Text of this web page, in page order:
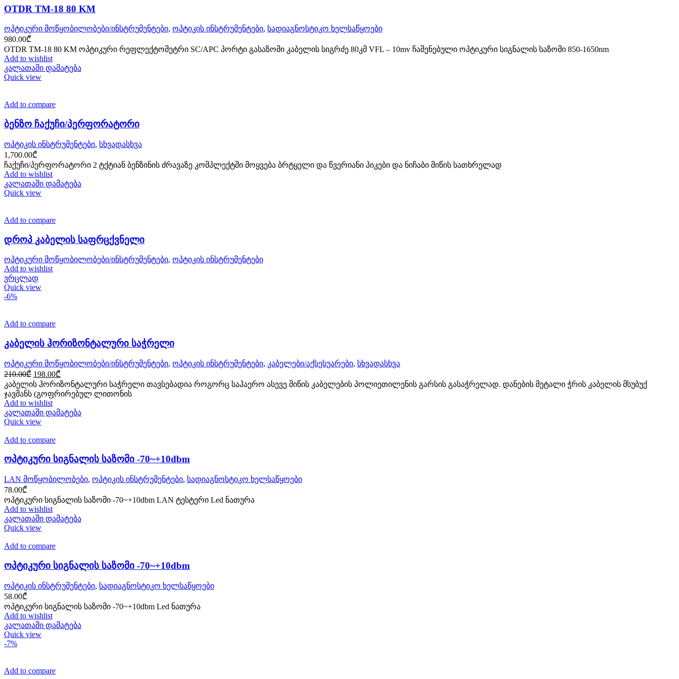
OTDR TM-18 80 KM
ოპტიკური მოწყობილობები/ინსტრუმენტები, ოპტიკის ინსტრუმენტები, სადიაგნოსტიკო ხელსაწყოები
980.00₾
OTDR TM-18 80 KM ოპტიკური რეფლექტომეტრი SC/APC პორტი გასაზომი კაბელის სიგრძე 80კმ VFL – 10mv ჩაშენებული ოპტიკური სიგნალის საზომი 850-1650nm
Add to wishlist
კალათაში დამატება
Quick view
Add to compare
ბენზო ჩაქუჩი/პერფორატორი
ოპტიკის ინსტრუმენტები, სხვადასხვა
1,700.00₾
ჩაქუჩი/პერფორატორი 2 ტქტიან ბენზინის ძრავაზე კომპლექტში მოყვება ბრტყელი და წვერიანი პიკები და ნიჩაბი მიწის სათხრელად
Add to wishlist
კალათაში დამატება
Quick view
Add to compare
დროპ კაბელის საფრცქვნელი
ოპტიკური მოწყობილობები/ინსტრუმენტები, ოპტიკის ინსტრუმენტები
Add to wishlist
ვრცლად
Quick view
-6%
Add to compare
კაბელის ჰორიზონტალური საჭრელი
ოპტიკური მოწყობილობები/ინსტრუმენტები, ოპტიკის ინსტრუმენტები, კაბელები/აქსესუარები, სხვადასხვა
210.00₾ Original
price
was:
210.00₾.
198.00₾
price
is:
198.00₾.
კაბელის ჰორიზონტალური საჭრელი თავსებადია როგორც საჰაერო ასევე მიწის კაბელების პოლიეთილენის გარსის გასაჭრელად. დანების მეტალი ჭრის კაბელის მსუბუქ
ჯავშანს (გოფრირებულ ლითონის
Add to wishlist
კალათაში დამატება
Quick view
Add to compare
ოპტიკური სიგნალის საზომი -70~+10dbm
LAN მოწყობილობები, ოპტიკის ინსტრუმენტები, სადიაგნოსტიკო ხელსაწყოები
78.00₾
ოპტიკური სიგნალის საზომი -70~+10dbm LAN ტესტერი Led ნათურა
Add to wishlist
კალათაში დამატება
Quick view
Add to compare
ოპტიკური სიგნალის საზომი -70~+10dbm
ოპტიკის ინსტრუმენტები, სადიაგნოსტიკო ხელსაწყოები
58.00₾
ოპტიკური სიგნალის საზომი -70~+10dbm Led ნათურა
Add to wishlist
კალათაში დამატება
Quick view
-7%
Add to compare